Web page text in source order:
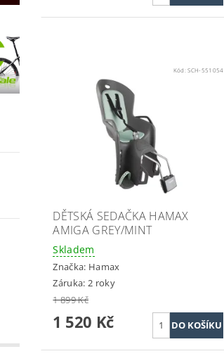
Kód:SCH-551054
DĚTSKÁ SEDAČKA HAMAX
AMIGA GREY/MINT
Skladem
Značka: Hamax
Záruka: 2 roky
1 899 Kč
1 520 Kč